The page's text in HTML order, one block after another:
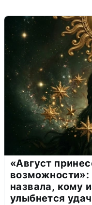
«Август
возможности»:
назвала, кому
улыбнется